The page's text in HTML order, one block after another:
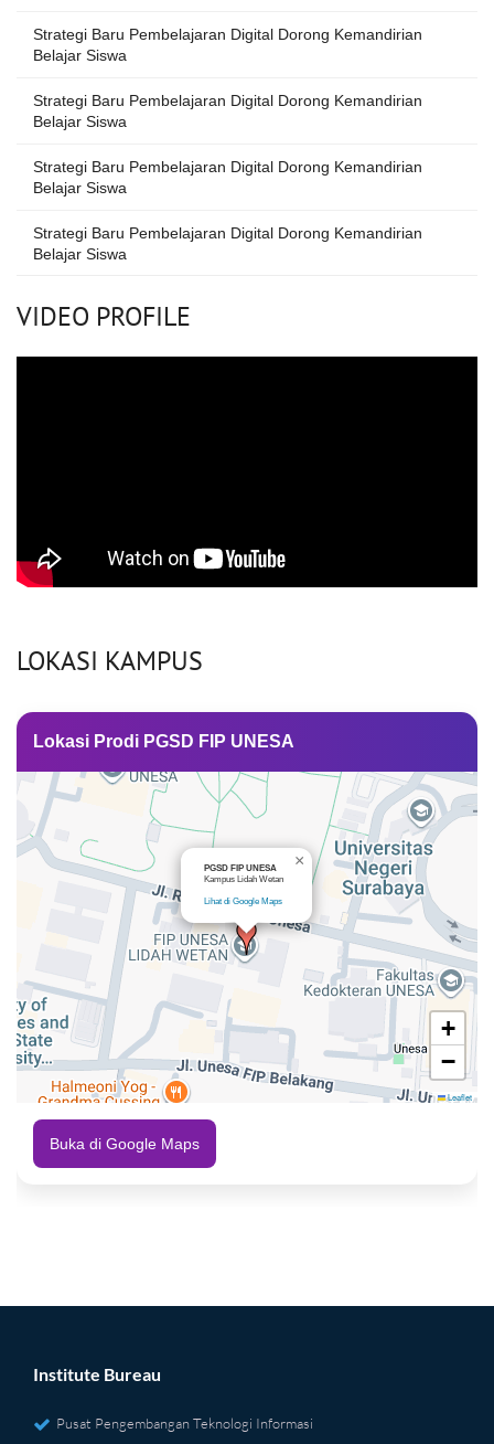
Strategi Baru Pembelajaran Digital Dorong Kemandirian
Belajar Siswa
Strategi Baru Pembelajaran Digital Dorong Kemandirian
Belajar Siswa
Strategi Baru Pembelajaran Digital Dorong Kemandirian
Belajar Siswa
Strategi Baru Pembelajaran Digital Dorong Kemandirian
Belajar Siswa
VIDEO PROFILE
LOKASI KAMPUS
Lokasi Prodi PGSD FIP UNESA
PGSD FIP UNESA
Kampus Lidah Wetan
Lihat di Google Maps
×
+
−
Leaflet
Buka di Google Maps
Institute Bureau
Pusat Pengembangan Teknologi Informasi